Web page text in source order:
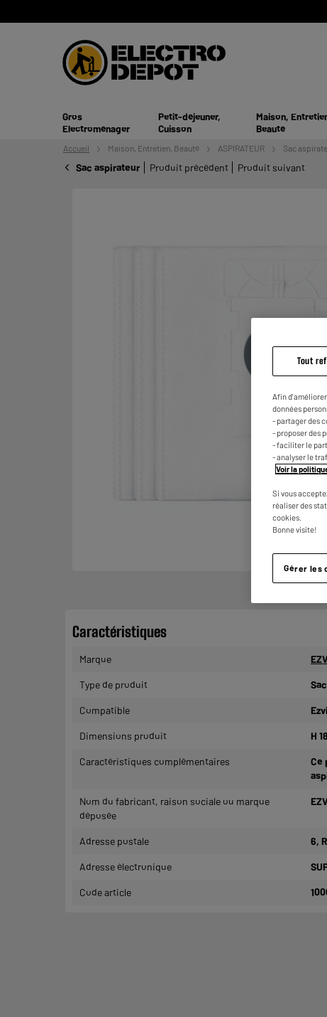
Gros
Electroménager
Petit-déjeuner,
Cuisson
Maison,
Beauté
Accueil Maison, Entretien, Beauté ASPIRATEUR Sac
Sac aspirateur Produit précédent Produit suivant
Caractéristiques
Marque
Type de produit
Compatible
Dimensions produit H
Caractéristiques complémentaires
Ce
Nom du fabricant, raison sociale ou marque
déposée
Adresse postale 6,
Adresse électronique
Code article
Tout
Afin
données
- partager des
- proposer des
- faciliter le
- analyser le
Voir la
Si vous
réaliser des
cookies.
Bonne visite!
Gérer les